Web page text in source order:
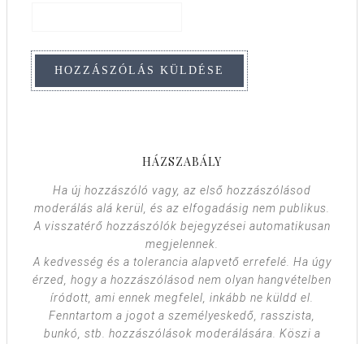
HÁZSZABÁLY
Ha új hozzászóló vagy, az első hozzászólásod
moderálás alá kerül, és az elfogadásig nem publikus.
A visszatérő hozzászólók bejegyzései automatikusan
megjelennek.
A kedvesség és a tolerancia alapvető errefelé. Ha úgy
érzed, hogy a hozzászólásod nem olyan hangvételben
íródott, ami ennek megfelel, inkább ne küldd el.
Fenntartom a jogot a személyeskedő, rasszista,
bunkó, stb. hozzászólások moderálására. Köszi a